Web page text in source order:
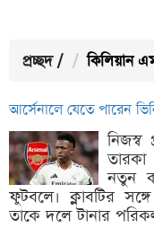
প্রচ্ছদ / কিলিয়ান
আর্সেনালে যেতে পারেন
নিজস্ব
নতুন
ফুটবলে। ক্লাবটির
তাকে দলে টানার